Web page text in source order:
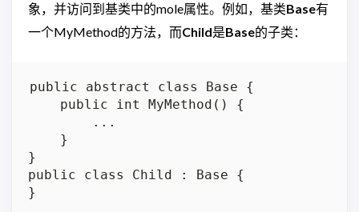
象，并访问到基类中的mole属性。例如，基类Base有
一个MyMethod的方法，而Child是Base的子类：
public abstract class Base {
    public int MyMethod() {
        ...
    }
}
public class Child : Base {